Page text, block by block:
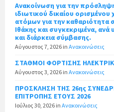
Ανακοίνωση για την
ιδιωτικού δικαίου
ατόμων για την
Ιθάκης και συγκεκριμένα,
και διάρκεια σύμβασης.
Αύγουστος 7, 2026 in Ανακοινώσεις
ΣΤΑΘΜΟΙ ΦΟΡΤΙΣΗΣ
Αύγουστος 3, 2026 in Ανακοινώσεις
ΠΡΟΣΚΛΗΣΗ ΤΗΣ 26ης
ΕΠΙΤΡΟΠΗΣ ΕΤΟΥΣ 2026
Ιούλιος 30, 2026 in Ανακοινώσεις